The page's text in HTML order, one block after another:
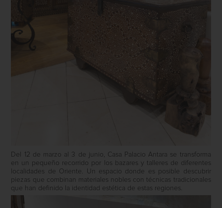
Del 12 de marzo al 3 de junio, Casa Palacio Antara se transforma
en un pequeño recorrido por los bazares y talleres de diferentes
localidades de Oriente. Un espacio donde es posible descubrir
piezas que combinan materiales nobles con técnicas tradicionales
que han definido la identidad estética de estas regiones.